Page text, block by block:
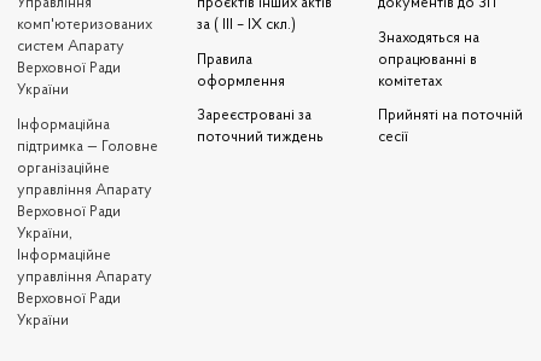
Управління
комп'ютеризованих
систем Апарату
Верховної Ради
України
Iнформаційна
підтримка — Головне
організаційне
управління Апарату
Верховної Ради
України,
Інформаційне
управління Апарату
Верховної Ради
України
проєктів інших актів
за ( III – IX скл.)
Правила
оформлення
Зареєстровані за
поточний тиждень
документів до ЗП
Знаходяться на
опрацюванні в
комітетах
Прийняті на поточній
сесії